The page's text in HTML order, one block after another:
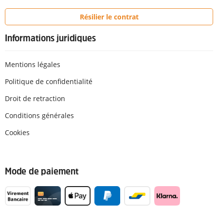
Résilier le contrat
Informations juridiques
Mentions légales
Politique de confidentialité
Droit de retraction
Conditions générales
Cookies
Mode de paiement